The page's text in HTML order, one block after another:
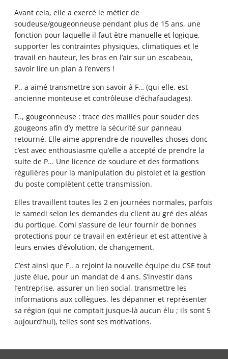
Avant cela, elle a exercé le métier de
soudeuse/gougeonneuse pendant plus de 15 ans, une
fonction pour laquelle il faut être manuelle et logique,
supporter les contraintes physiques, climatiques et le
travail en hauteur, les bras en l’air sur un escabeau,
savoir lire un plan à l’envers !
P.. a aimé transmettre son savoir à F… (qui elle, est
ancienne monteuse et contrôleuse d’échafaudages).
F.., gougeonneuse : trace des mailles pour souder des
gougeons afin d’y mettre la sécurité sur panneau
retourné. Elle aime apprendre de nouvelles choses donc
c’est avec enthousiasme qu’elle a accepté de prendre la
suite de P... Une licence de soudure et des formations
régulières pour la manipulation du pistolet et la gestion
du poste complètent cette transmission.
Elles travaillent toutes les 2 en journées normales, parfois
le samedi selon les demandes du client au gré des aléas
du portique. Comi s’assure de leur fournir de bonnes
protections pour ce travail en extérieur et est attentive à
leurs envies d’évolution, de changement.
C’est ainsi que F.. a rejoint la nouvelle équipe du CSE tout
juste élue, pour un mandat de 4 ans. S’investir dans
l’entreprise, assurer un lien social, transmettre les
informations aux collègues, les dépanner et représenter
sa région (qui ne comptait jusque-là aucun élu ; ils sont 5
aujourd’hui), telles sont ses motivations.